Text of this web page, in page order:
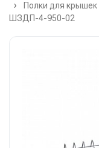
Полки для
ШЗДП-4-950-02